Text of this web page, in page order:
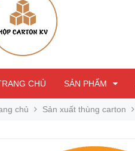
CHỦ SẢN PHẨM
chủ Sản xuất thùng carton